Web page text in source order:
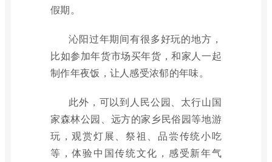
假期。
沁阳过年期间有很多好玩的地方，
比如参加年货市场买年货，和家人一起
制作年夜饭，让人感受浓郁的年味。
此外，可以到人民公园、太行山国
家森林公园、远方的家乡民俗园等地游
玩，观赏灯展、祭祖、品尝传统小吃
等，体验中国传统文化，感受新年气